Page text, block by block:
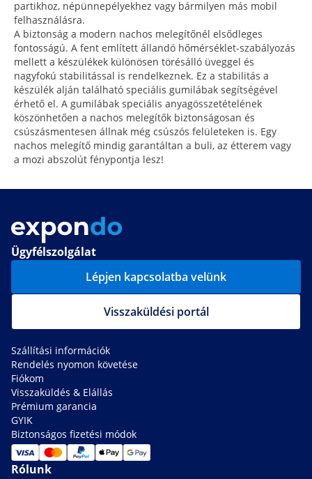
partikhoz, népünnepélyekhez vagy bármilyen más mobil
felhasználásra.
A biztonság a modern nachos melegítőnél elsődleges
fontosságú. A fent említett állandó hőmérséklet-szabályozás
mellett a készülékek különösen törésálló üveggel és
nagyfokú stabilitással is rendelkeznek. Ez a stabilitás a
készülék alján található speciális gumilábak segítségével
érhető el. A gumilábak speciális anyagösszetételének
köszönhetően a nachos melegítők biztonságosan és
csúszásmentesen állnak még csúszós felületeken is. Egy
nachos melegítő mindig garantáltan a buli, az étterem vagy
a mozi abszolút fénypontja lesz!
Ügyfélszolgálat
Lépjen kapcsolatba velünk
Visszaküldési portál
Szállítási információk
Rendelés nyomon követése
Fiókom
Visszaküldés & Elállás
Prémium garancia
GYIK
Biztonságos fizetési módok
Rólunk